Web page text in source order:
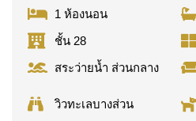
1 ห้องนอน
ชั้น 28
สระว่ายน้ำ ส่วนกลาง
วิวทะเลบางส่วน